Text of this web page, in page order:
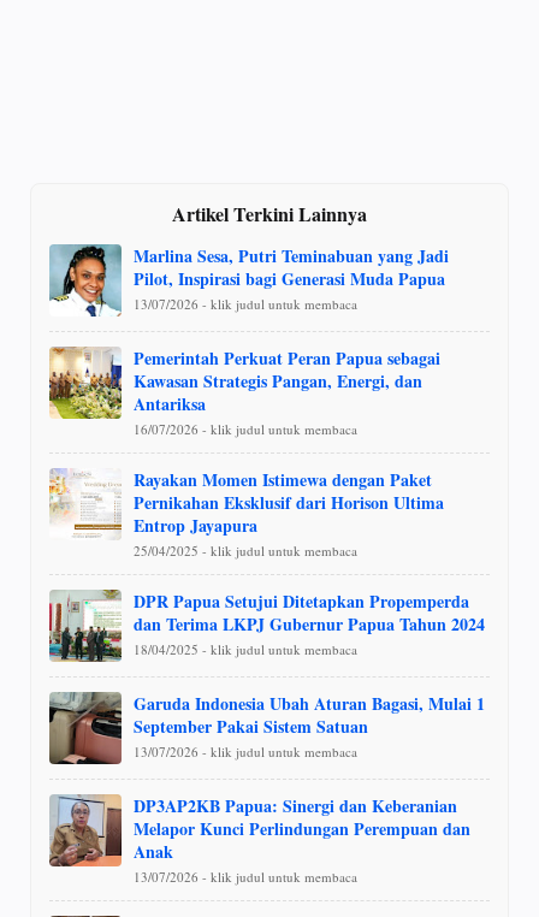
Artikel Terkini Lainnya
Marlina Sesa, Putri Teminabuan yang Jadi
Pilot, Inspirasi bagi Generasi Muda Papua
13/07/2026 - klik judul untuk membaca
Pemerintah Perkuat Peran Papua sebagai
Kawasan Strategis Pangan, Energi, dan
Antariksa
16/07/2026 - klik judul untuk membaca
Rayakan Momen Istimewa dengan Paket
Pernikahan Eksklusif dari Horison Ultima
Entrop Jayapura
25/04/2025 - klik judul untuk membaca
DPR Papua Setujui Ditetapkan Propemperda
dan Terima LKPJ Gubernur Papua Tahun 2024
18/04/2025 - klik judul untuk membaca
Garuda Indonesia Ubah Aturan Bagasi, Mulai 1
September Pakai Sistem Satuan
13/07/2026 - klik judul untuk membaca
DP3AP2KB Papua: Sinergi dan Keberanian
Melapor Kunci Perlindungan Perempuan dan
Anak
13/07/2026 - klik judul untuk membaca